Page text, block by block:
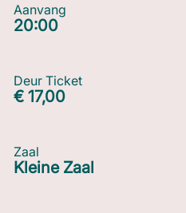
Aanvang
20:00
Deur Ticket
€ 17,00
Zaal
Kleine Zaal